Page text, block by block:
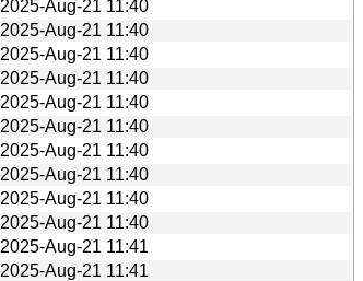
2025-Aug-21 11:40
2025-Aug-21 11:40
2025-Aug-21 11:40
2025-Aug-21 11:40
2025-Aug-21 11:40
2025-Aug-21 11:40
2025-Aug-21 11:40
2025-Aug-21 11:40
2025-Aug-21 11:40
2025-Aug-21 11:40
2025-Aug-21 11:41
2025-Aug-21 11:41